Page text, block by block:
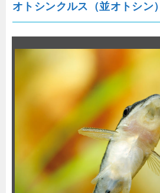
オトシンクルス（並オトシン